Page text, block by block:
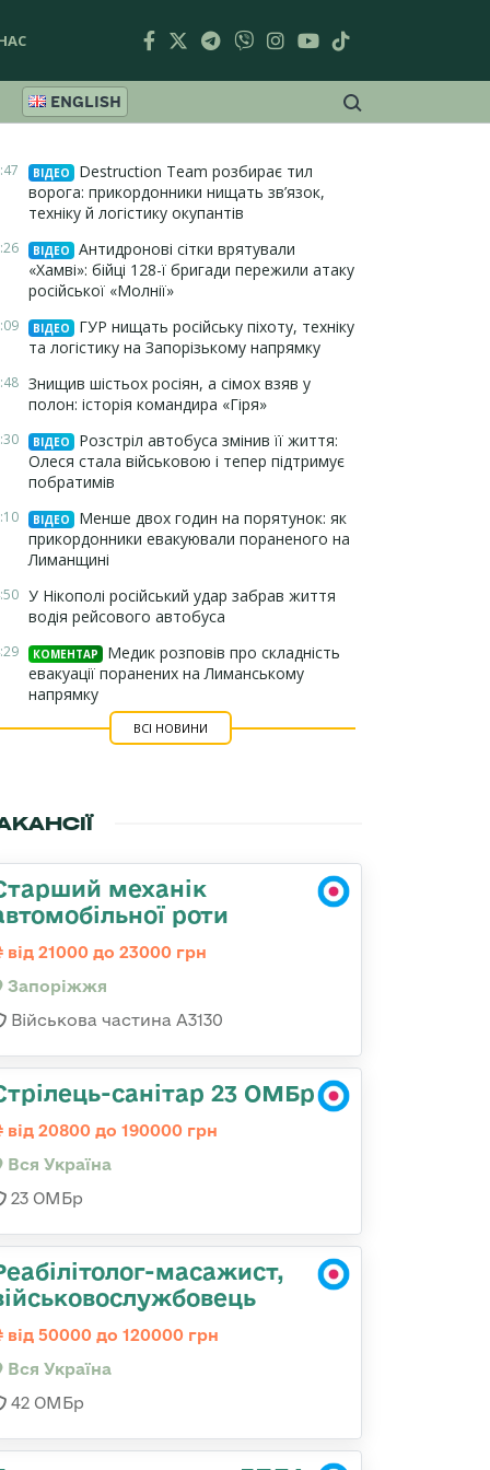
ENGLISH
ВІДЕО
Destruction Team розбирає тил
ворога: прикордонники нищать зв’язок,
техніку й логістику окупантів
ВІДЕО
Антидронові сітки врятували
«Хамві»: бійці 128-ї бригади пережили атаку
російської «Молнії»
ВІДЕО
ГУР нищать російську піхоту, техніку
та логістику на Запорізькому напрямку
Знищив шістьох росіян, а сімох взяв у
полон: історія командира «Гіря»
ВІДЕО
Розстріл автобуса змінив її життя:
Олеся стала військовою і тепер підтримує
побратимів
ВІДЕО
Менше двох годин на порятунок: як
прикордонники евакуювали пораненого на
Лиманщині
У Нікополі російський удар забрав життя
водія рейсового автобуса
КОМЕНТАР
Медик розповів про складність
евакуації поранених на Лиманському
напрямку
ВСІ НОВИНИ
механік
роти
від 21000 до 23000 грн
Запоріжжя
Військова частина А3130
санітар 23 ОМБр
від 20800 до 190000 грн
Вся Україна
23 ОМБр
масажист,
від 50000 до 120000 грн
Вся Україна
42 ОМБр